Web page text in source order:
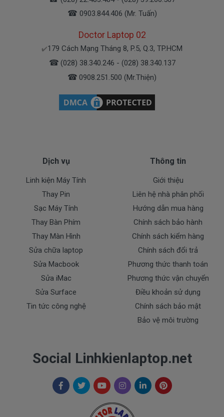
tin để chút shop gọi lại cho bạn nhé.
Sạc HP Được Bảo hành ra sao
Chế độ bảo hành cho sạc máy xách tay HP
* 1 đổi 1 trong thời gian bảo hành với những
điều kiện như sau:
- Trong thời gian xài làm việc nếusạc laptop HP
* Các trường hợp không được bảo hành:
- Sạc HP bị ngập nước.
- Tem niêm phong dán trên sạc bị rách hay có dấu
hiệu tẩy xóa
- Tem bảo hành không còn nguyên vẹn.
Thanh toán
1. Thanh toán trực tiếp tại văn phòng Cty
DOCTORLAPTOP TẠI TP.HCM
Nam Vietcombank
Chủ tài khoản : Trần Thiện
Số Tài Khoản : 0071001848675
☎ 0903.844.406 (Mr. Tuấn)
Doctor Laptop 02
✔️179 Cách Mạng Tháng 8, P.5, Q.3, TP.HCM
☎ (028) 38.340.246 - (028) 38.340.137
☎ 0908.251.500 (Mr.Thiện)
Dịch vụ
Linh kiện Máy Tính
Thay Pin
Sạc Máy Tính
Thay Bàn Phím
Thay Màn Hình
Sửa chữa laptop
Sửa Macbook
Sửa iMac
Sửa Surface
Tin tức công nghệ
Thông tin
Giới thiệu
Liên hệ nhà phân phối
Hướng dẫn mua hàng
Chính sách bảo hành
Chính sách kiểm hàng
Chính sách đổi trả
Phương thức thanh toán
Phương thức vận chuyển
Điều khoản sử dụng
Chính sách bảo mật
Bảo vệ môi trường
Social Linhkienlaptop.net